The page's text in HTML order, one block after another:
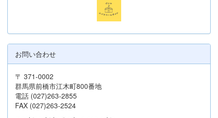
お問い合わせ
〒 371-0002
群馬県前橋市江木町800番地
電話 (027)263-2855
FAX (027)263-2524